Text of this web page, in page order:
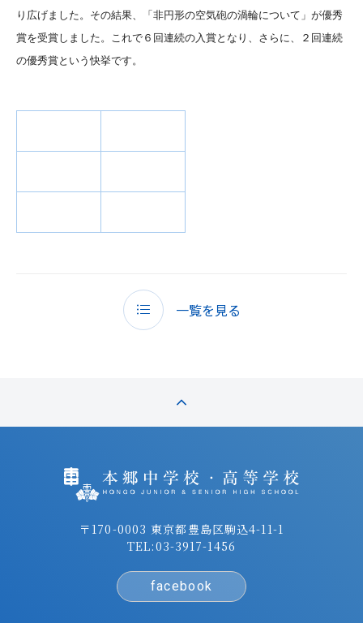
り広げました。その結果、「非円形の空気砲の渦輪について」が優秀
賞を受賞しました。これで６回連続の入賞となり、さらに、２回連続
の優秀賞という快挙です。
一覧を見る
〒170-0003 東京都豊島区駒込4-11-1
TEL:03-3917-1456
facebook